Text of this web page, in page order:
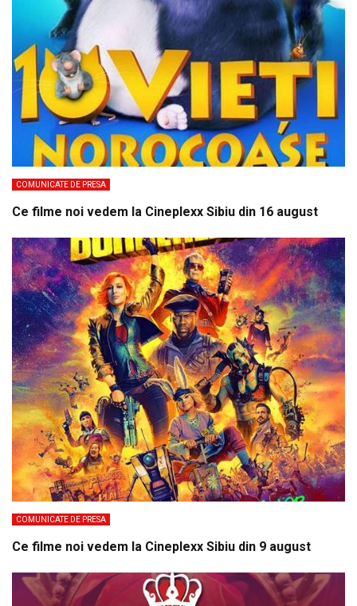
COMUNICATE DE PRESA
Ce filme noi vedem la Cineplexx Sibiu din 16 august
COMUNICATE DE PRESA
Ce filme noi vedem la Cineplexx Sibiu din 9 august